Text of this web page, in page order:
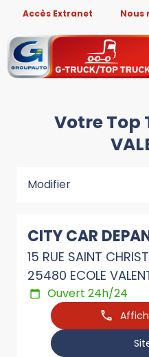
Accès Extranet Nous
Votre Top
Modifier
CITY CAR
15 RUE SAINT
25480 ECOLE
Ouvert 24h/24